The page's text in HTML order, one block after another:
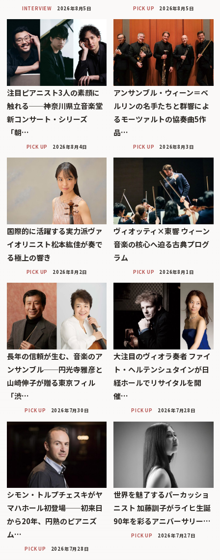
INTERVIEW 2026年8月5日 PICK UP 2026年8月5日
注目ピアニスト3人の素顔に
触れる──神奈川県立音楽堂
新コンサート・シリーズ
「朝…
PICK UP 2026年8月4日
アンサンブル・ウィーン＝ベ
ルリンの名手たちと群響によ
るモーツァルトの協奏曲5作
品…
PICK UP 2026年8月3日
国際的に活躍する実力派ヴァ
イオリニスト松本紘佳が奏で
る極上の響き
PICK UP 2026年8月2日
ヴィオッティ×東響 ウィーン
音楽の核心へ迫る古典プログ
ラム
PICK UP 2026年8月1日
長年の信頼が生む、音楽のア
ンサンブル──円光寺雅彦と
山崎伸子が贈る東京フィル
「渋…
PICK UP 2026年7月30日
大注目のヴィオラ奏者 ファイ
ト・ヘルテンシュタインが日
経ホールでリサイタルを開
催…
PICK UP 2026年7月28日
シモン・トルプチェスキがヤ
マハホール初登場──初来日
から20年、円熟のピアニズ
ム…
PICK UP 2026年7月28日
世界を魅了するパーカッショ
ニスト 加藤訓子がライヒ生誕
90年を彩るアニバーサリー…
PICK UP 2026年7月27日